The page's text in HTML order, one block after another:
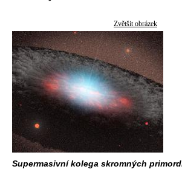
Zvětšit obrázek
Supermasivní kolega skromných